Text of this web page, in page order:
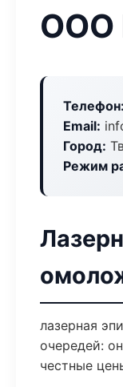
ООО
Телефон:
Email:
Город:
Режим
лазерная
очередей:
честные